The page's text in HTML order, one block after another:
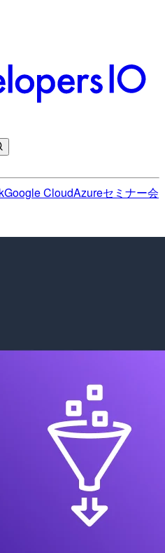
Google CloudAzureセミナー会